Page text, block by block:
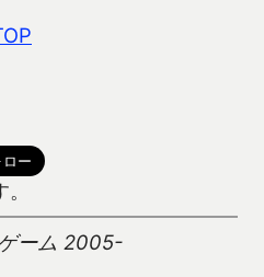
ーム 2005-